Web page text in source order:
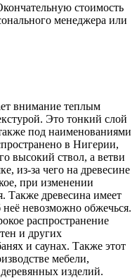
стоимость
менеджера или
внимание теплым
Это тонкий слой
под наименованиями
в Нигерии,
высокий ствол, а ветви
из-за чего на древесине
при изменении
Также древесина имеет
невозможно обжечься.
распространение
и других
и саунах. Также этот
мебели,
изделий.